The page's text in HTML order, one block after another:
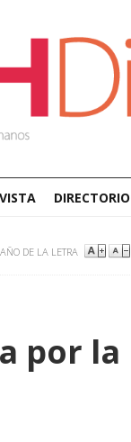
DIRECTORIO
DE LA LETRA
por la